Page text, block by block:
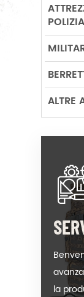
POLIZIA
ALTRE
la